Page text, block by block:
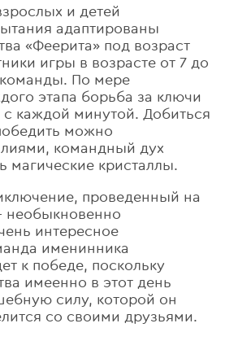
и детей
адаптированы
«Феерита» под возраст
игры в возрасте от 7 до
команды. По мере
этапа борьба за ключи
с каждой минутой. Добиться
можно
командный дух
магические кристаллы.
проведенный на
интересное
именинника
к победе, поскольку
имеенно в этот день
силу, которой он
со своими друзьями.